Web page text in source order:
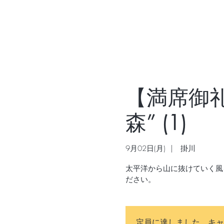
【満席
森” (1)
9月02日(月)
  |
掛川
太平洋から山に抜けていく
ださい。